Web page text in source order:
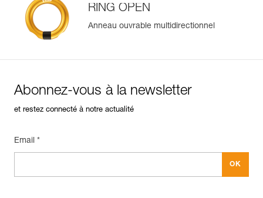
RING OPEN
Anneau ouvrable multidirectionnel
Abonnez-vous à la newsletter
et restez connecté à notre actualité
Email *